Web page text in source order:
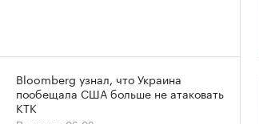
Bloomberg узнал, что Украина
пообещала США больше не атаковать
КТК